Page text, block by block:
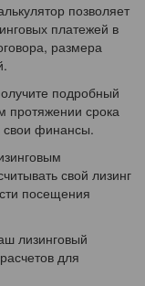
позволяет
платежей в
размера
подробный
протяжении срока
свои финансы.
свой лизинг
посещения
лизинговый
для